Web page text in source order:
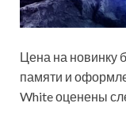
Цена на новинку
памяти и
White оценены